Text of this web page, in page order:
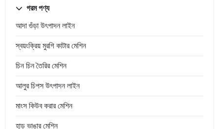
গরম পণ্য
আদা গুঁড়া উৎপাদন লাইন
স্বয়ংক্রিয় মুরগি কাটার মেশিন
চিন চিন তৈরির মেশিন
আলুর চিপস উৎপাদন লাইন
মাংস কিউব করার মেশিন
হাড় ভাঙার মেশিন